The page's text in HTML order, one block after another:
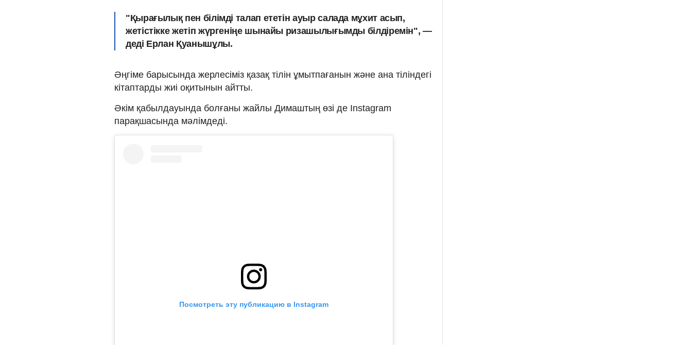
"Қырағылық пен білімді талап ететін ауыр салада мұхит асып,
жетістікке жетіп жүргеніңе шынайы ризашылығымды білдіремін", —
деді Ерлан Қуанышұлы.
Әңгіме барысында жерлесіміз қазақ тілін ұмытпағанын және ана тіліндегі
кітаптарды жиі оқитынын айтты.
Әкім қабылдауында болғаны жайлы Димаштың өзі де Instagram
парақшасында мәлімдеді.
Посмотреть эту публикацию в Instagram